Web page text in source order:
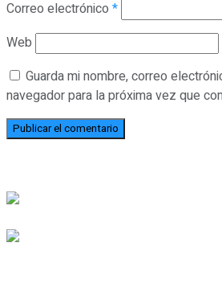
Correo electrónico *
Web
Guarda mi nombre, correo
navegador para la próxima vez que